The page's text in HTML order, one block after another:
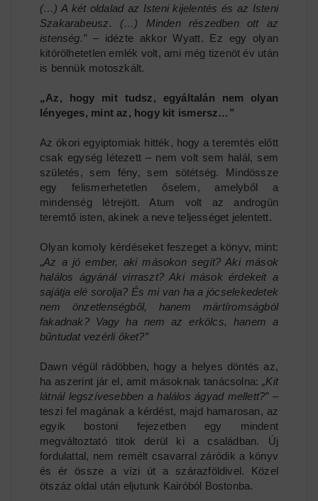
(…) A két oldalad az Isteni kijelentés és az Isteni
Szakarabeusz. (…) Minden részedben ott az
istenség.”– idézte akkor Wyatt. Ez egy olyan
kitörölhetetlen emlék volt, ami még tizenöt év után
is bennük motoszkált.
„Az, hogy mit tudsz, egyáltalán nem olyan
lényeges, mint az, hogy kit ismersz…”
Az ókori egyiptomiak hitték, hogy a teremtés előtt
csak egység létezett – nem volt sem halál, sem
születés, sem fény, sem sötétség. Mindössze
egy felismerhetetlen őselem, amelyből a
mindenség létrejött. Atum volt az androgün
teremtő isten, akinek a neve teljességet jelentett.
Olyan komoly kérdéseket feszeget a könyv, mint:
„Az a jó ember, aki másokon segít? Aki mások
halálos ágyánál virraszt? Aki mások érdekeit a
sajátja elé sorolja? És mi van ha a jócselekedetek
nem önzetlenségből, hanem mártíromságból
fakadnak? Vagy ha nem az erkölcs, hanem a
bűntudat vezérli őket?”
Dawn végül rádöbben, hogy a helyes döntés az,
ha aszerint jár el, amit másoknak tanácsolna:„Kit
látnál legszívesebben a halálos ágyad mellett?”–
teszi fel magának a kérdést, majd hamarosan, az
egyik bostoni fejezetben egy mindent
megváltoztató titok derül ki a családban. Új
fordulattal, nem remélt csavarral záródik a könyv
és ér össze a vízi út a szárazföldivel. Közel
ötszáz oldal után eljutunk Kairóból Bostonba.